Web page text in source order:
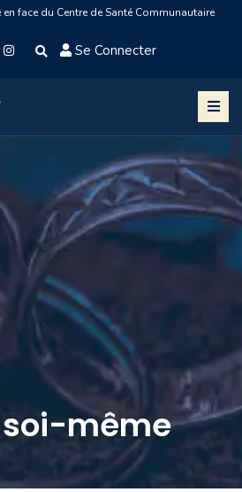
en face du Centre de Santé Communautaire
Se Connecter
même